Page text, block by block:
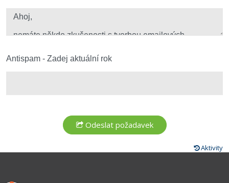
Antispam - Zadej aktuální rok
Aktivity